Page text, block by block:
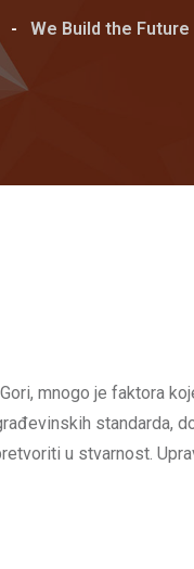
- We Build the Future
mnogo je faktora
standarda,
u stvarnost.